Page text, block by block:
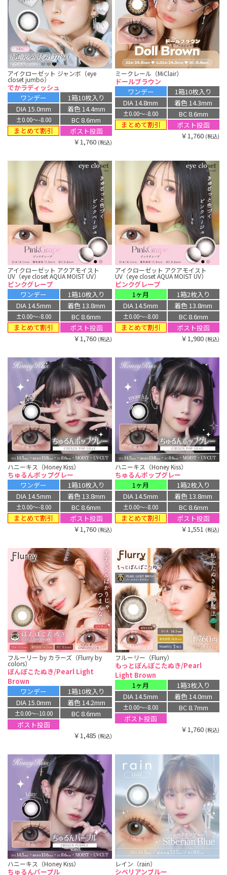
アイクローゼット ジャンボ（eye
closet jumbo）
でかラディッシュ
ワンデー
1箱10枚入り
DIA 15.0mm
着色 14.4mm
±0.00〜-8.00
BC 8.6mm
まとめて割引
ポスト投函
￥1,760 (税込)
ミークレール（MiClair）
ドールブラウン
ワンデー
1箱10枚入り
DIA 14.8mm
着色 14.3mm
±0.00〜-8.00
BC 8.6mm
まとめて割引
ポスト投函
￥1,760 (税込)
アイクローゼット アクアモイスト
UV（eye closet AQUA MOIST UV）
ピンクグレープ
ワンデー
1箱10枚入り
DIA 14.5mm
着色 13.8mm
±0.00〜-8.00
BC 8.6mm
まとめて割引
ポスト投函
￥1,760 (税込)
アイクローゼット アクアモイスト
UV（eye closet AQUA MOIST UV）
ピンクグレープ
1ヶ月
1箱2枚入り
DIA 14.5mm
着色 13.8mm
±0.00〜-8.00
BC 8.6mm
まとめて割引
ポスト投函
￥1,980 (税込)
ハニーキス（Honey Kiss）
ちゅるんポップグレー
ワンデー
1箱10枚入り
DIA 14.5mm
着色 13.8mm
±0.00〜-8.00
BC 8.6mm
まとめて割引
ポスト投函
￥1,760 (税込)
ハニーキス（Honey Kiss）
ちゅるんポップグレー
1ヶ月
1箱2枚入り
DIA 14.5mm
着色 13.8mm
±0.00〜-8.00
BC 8.6mm
まとめて割引
ポスト投函
￥1,551 (税込)
フルーリー by カラーズ（Flurry by
colors）
ぽんぽこたぬき/Pearl Light
Brown
ワンデー
1箱10枚入り
DIA 15.0mm
着色 14.2mm
±0.00〜-10.00
BC 8.6mm
ポスト投函
￥1,485 (税込)
フルーリー（Flurry）
もっとぽんぽこたぬき/Pearl
Light Brown
1ヶ月
1箱3枚入り
DIA 14.5mm
着色 14.0mm
±0.00〜-8.00
BC 8.7mm
ポスト投函
￥1,760 (税込)
ハニーキス（Honey Kiss）
ちゅるんパープル
レイン（rain）
シベリアンブルー